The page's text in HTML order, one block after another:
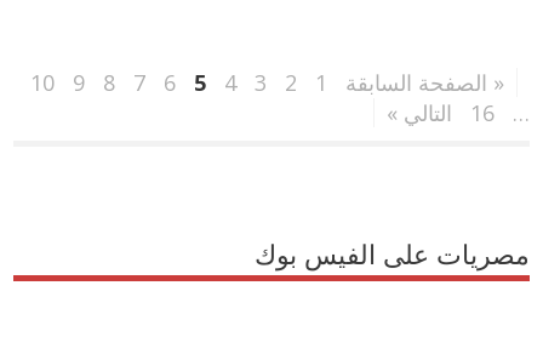
« الصفحة السابقة 1
2
3
4
5
6
7
8
9
10
…
16 التالي »
مصريات على الفيس بوك